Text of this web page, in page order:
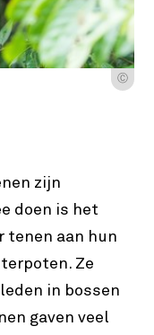
Ⓒ
zijn
doen is het
tenen aan hun
Ze
in bossen
gaven veel